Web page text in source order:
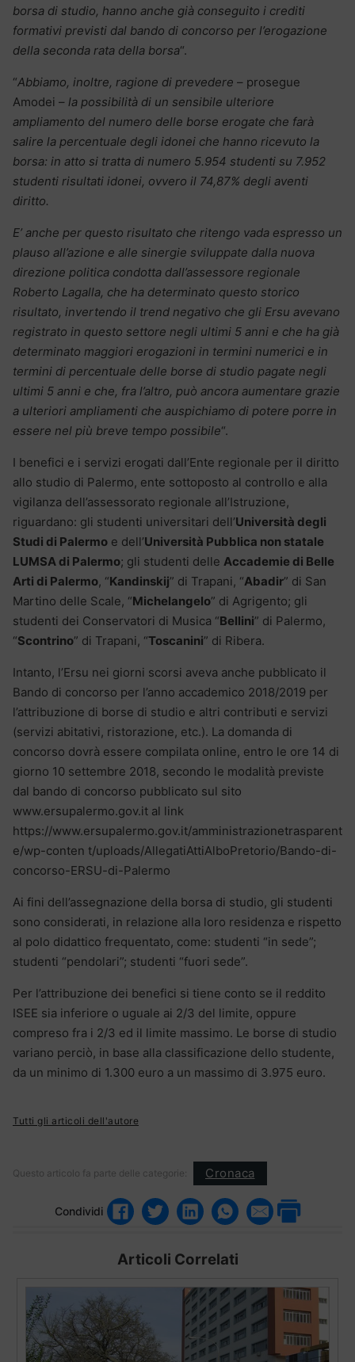
borsa di studio, hanno anche già conseguito i crediti
formativi previsti dal bando di concorso per l’erogazione
della seconda rata della borsa“.
“Abbiamo, inoltre, ragione di prevedere – prosegue
Amodei – la possibilità di un sensibile ulteriore
ampliamento del numero delle borse erogate che farà
salire la percentuale degli idonei che hanno ricevuto la
borsa: in atto si tratta di numero 5.954 studenti su 7.952
studenti risultati idonei, ovvero il 74,87% degli aventi
diritto.
E’ anche per questo risultato che ritengo vada espresso un
plauso all’azione e alle sinergie sviluppate dalla nuova
direzione politica condotta dall’assessore regionale
Roberto Lagalla, che ha determinato questo storico
risultato, invertendo il trend negativo che gli Ersu avevano
registrato in questo settore negli ultimi 5 anni e che ha già
determinato maggiori erogazioni in termini numerici e in
termini di percentuale delle borse di studio pagate negli
ultimi 5 anni e che, fra l’altro, può ancora aumentare grazie
a ulteriori ampliamenti che auspichiamo di potere porre in
essere nel più breve tempo possibile“.
I benefici e i servizi erogati dall’Ente regionale per il diritto
allo studio di Palermo, ente sottoposto al controllo e alla
vigilanza dell’assessorato regionale all’Istruzione,
riguardano: gli studenti universitari dell’Università degli
Studi di Palermo e dell’Università Pubblica non statale
LUMSA di Palermo; gli studenti delle Accademie di Belle
Arti di Palermo, “Kandinskij” di Trapani, “Abadir” di San
Martino delle Scale, “Michelangelo” di Agrigento; gli
studenti dei Conservatori di Musica “Bellini” di Palermo,
“Scontrino” di Trapani, “Toscanini” di Ribera.
Intanto, l’Ersu nei giorni scorsi aveva anche pubblicato il
Bando di concorso per l’anno accademico 2018/2019 per
l’attribuzione di borse di studio e altri contributi e servizi
(servizi abitativi, ristorazione, etc.). La domanda di
concorso dovrà essere compilata online, entro le ore 14 di
giorno 10 settembre 2018, secondo le modalità previste
dal bando di concorso pubblicato sul sito
www.ersupalermo.gov.it al link
https://www.ersupalermo.gov.it/amministrazionetrasparent
e/wp-conten t/uploads/AllegatiAttiAlboPretorio/Bando-di-
concorso-ERSU-di-Palermo
Ai fini dell’assegnazione della borsa di studio, gli studenti
sono considerati, in relazione alla loro residenza e rispetto
al polo didattico frequentato, come: studenti “in sede”;
studenti “pendolari”; studenti “fuori sede”.
Per l’attribuzione dei benefici si tiene conto se il reddito
ISEE sia inferiore o uguale ai 2/3 del limite, oppure
compreso fra i 2/3 ed il limite massimo. Le borse di studio
variano perciò, in base alla classificazione dello studente,
da un minimo di 1.300 euro a un massimo di 3.975 euro.
Tutti gli articoli dell'autore
Questo articolo fa parte delle categorie: Cronaca
Condividi
Articoli Correlati